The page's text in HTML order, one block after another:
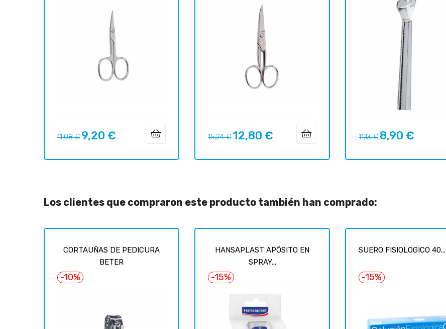
Precio
11,08 € Precio
9,20 €
Precio
15,24 € Precio
12,80 €
Precio
11,13 € Precio
8,90 €
Los clientes que compraron este producto también han comprado:
CORTAUÑAS DE PEDICURA
BETER
-10%
HANSAPLAST APÓSITO EN
SPRAY...
-15%
SUERO FISIOLOGICO 40...
-15%